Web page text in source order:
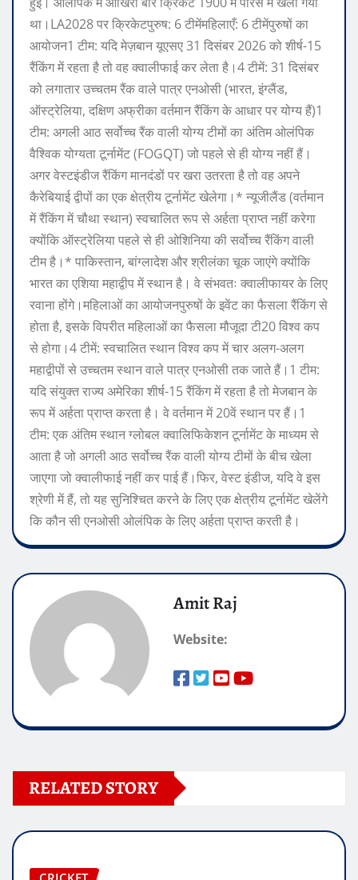
था। LA2028 पर क्रिकेटपुरुष: 6 टीमेंमहिलाएँ: 6 टीमेंपुरुषों का
आयोजन1 टीम: यदि मेज़बान यूएसए 31 दिसंबर 2026 को शीर्ष-15
रैंकिंग में रहता है तो वह क्वालीफाई कर लेता है।4 टीमें: 31 दिसंबर
को लगातार उच्चतम रैंक वाले पात्र एनओसी (भारत, इंग्लैंड,
ऑस्ट्रेलिया, दक्षिण अफ्रीका वर्तमान रैंकिंग के आधार पर योग्य हैं)1
टीम: अगली आठ सर्वोच्च रैंक वाली योग्य टीमों का अंतिम ओलंपिक
वैश्विक योग्यता टूर्नामेंट (FOGQT) जो पहले से ही योग्य नहीं हैं।
अगर वेस्टइंडीज रैंकिंग मानदंडों पर खरा उतरता है तो वह अपने
कैरेबियाई द्वीपों का एक क्षेत्रीय टूर्नामेंट खेलेगा। * न्यूजीलैंड (वर्तमान
में रैंकिंग में चौथा स्थान) स्वचालित रूप से अर्हता प्राप्त नहीं करेगा
क्योंकि ऑस्ट्रेलिया पहले से ही ओशिनिया की सर्वोच्च रैंकिंग वाली
टीम है। * पाकिस्तान, बांग्लादेश और श्रीलंका चूक जाएंगे क्योंकि
भारत का एशिया महाद्वीप में स्थान है। वे संभवतः क्वालीफायर के लिए
रवाना होंगे।महिलाओं का आयोजनपुरुषों के इवेंट का फैसला रैंकिंग से
होता है, इसके विपरीत महिलाओं का फैसला मौजूदा टी20 विश्व कप
से होगा।4 टीमें: स्वचालित स्थान विश्व कप में चार अलग-अलग
महाद्वीपों से उच्चतम स्थान वाले पात्र एनओसी तक जाते हैं। 1 टीम:
यदि संयुक्त राज्य अमेरिका शीर्ष-15 रैंकिंग में रहता है तो मेजबान के
रूप में अर्हता प्राप्त करता है। वे वर्तमान में 20वें स्थान पर हैं। 1
टीम: एक अंतिम स्थान ग्लोबल क्वालिफिकेशन टूर्नामेंट के माध्यम से
आता है जो अगली आठ सर्वोच्च रैंक वाली योग्य टीमों के बीच खेला
जाएगा जो क्वालीफाई नहीं कर पाई हैं।फिर, वेस्ट इंडीज, यदि वे इस
श्रेणी में हैं, तो यह सुनिश्चित करने के लिए एक क्षेत्रीय टूर्नामेंट खेलेंगे
कि कौन सी एनओसी ओलंपिक के लिए अर्हता प्राप्त करती है।
Amit Raj
Website:
RELATED STORY